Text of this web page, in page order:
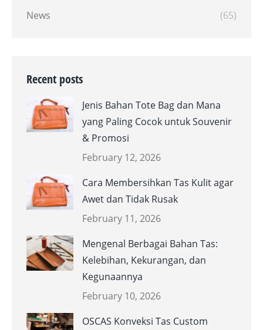
News (65)
Recent posts
Jenis Bahan Tote Bag dan Mana
yang Paling Cocok untuk Souvenir
& Promosi
February 12, 2026
Cara Membersihkan Tas Kulit agar
Awet dan Tidak Rusak
February 11, 2026
Mengenal Berbagai Bahan Tas:
Kelebihan, Kekurangan, dan
Kegunaannya
February 10, 2026
OSCAS Konveksi Tas Custom